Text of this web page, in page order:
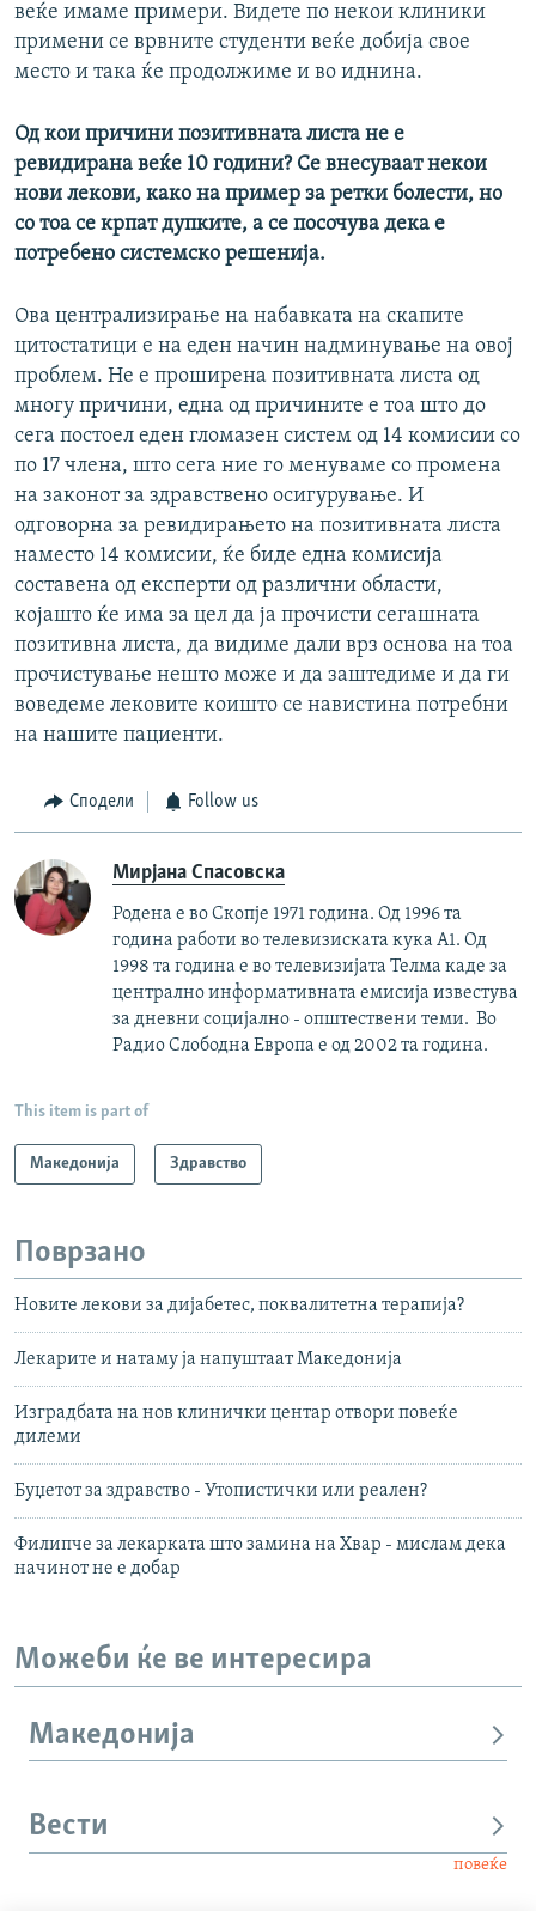
веќе имаме примери. Видете по некои клиники
примени се врвните студенти веќе добија свое
место и така ќе продолжиме и во иднина.
Од кои причини позитивната листа не е
ревидирана веќе 10 години? Се внесуваат некои
нови лекови, како на пример за ретки болести, но
со тоа се крпат дупките, а се посочува дека е
потребено системско решенија.
Ова централизирање на набавката на скапите
цитостатици е на еден начин надминување на овој
проблем. Не е проширена позитивната листа од
многу причини, една од причините е тоа што до
сега постоел еден гломазен систем од 14 комисии со
по 17 члена, што сега ние го менуваме со промена
на законот за здравствено осигурување. И
одговорна за ревидирањето на позитивната листа
наместо 14 комисии, ќе биде една комисија
составена од експерти од различни области,
којашто ќе има за цел да ја прочисти сегашната
позитивна листа, да видиме дали врз основа на тоа
прочистување нешто може и да заштедиме и да ги
воведеме лековите коишто се навистина потребни
на нашите пациенти.
Сподели Follow us
Мирјана Спасовска
Родена е во Скопје 1971 година. Од 1996 та
година работи во телевизиската кука А1. Од
1998 та година е во телевизијата Телма каде за
централно информативната емисија известува
за дневни социјално - општествени теми. Во
Радио Слободна Европа е од 2002 та година.
This item is part of
Македонија Здравство
Поврзано
Новите лекови за дијабетес, поквалитетна терапија?
Лекарите и натаму ја напуштаат Македонија
Изградбата на нов клинички центар отвори повеќе
дилеми
Буџетот за здравство - Утопистички или реален?
Филипче за лекарката што замина на Хвар - мислам дека
начинот не е добар
Можеби ќе ве интересира
Македонија
Вести
повеќе